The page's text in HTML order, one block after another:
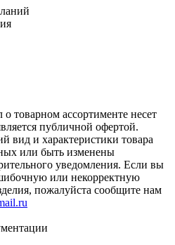
товарном ассортименте несет
публичной офертой.
вид и характеристики товара
или быть изменены
уведомления. Если вы
или некорректную
пожалуйста сообщите нам